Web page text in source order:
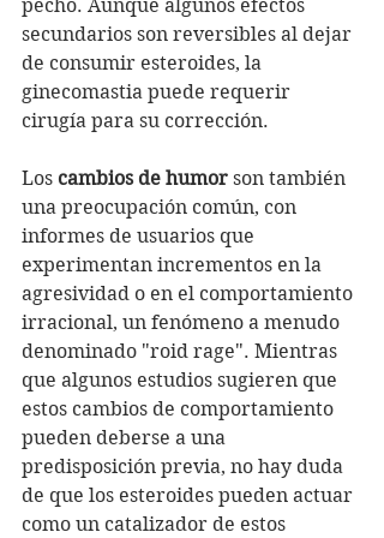
pecho. Aunque algunos efectos
secundarios son reversibles al dejar
de consumir esteroides, la
ginecomastia puede requerir
cirugía para su corrección.
Los cambios de humor son también
una preocupación común, con
informes de usuarios que
experimentan incrementos en la
agresividad o en el comportamiento
irracional, un fenómeno a menudo
denominado "roid rage". Mientras
que algunos estudios sugieren que
estos cambios de comportamiento
pueden deberse a una
predisposición previa, no hay duda
de que los esteroides pueden actuar
como un catalizador de estos